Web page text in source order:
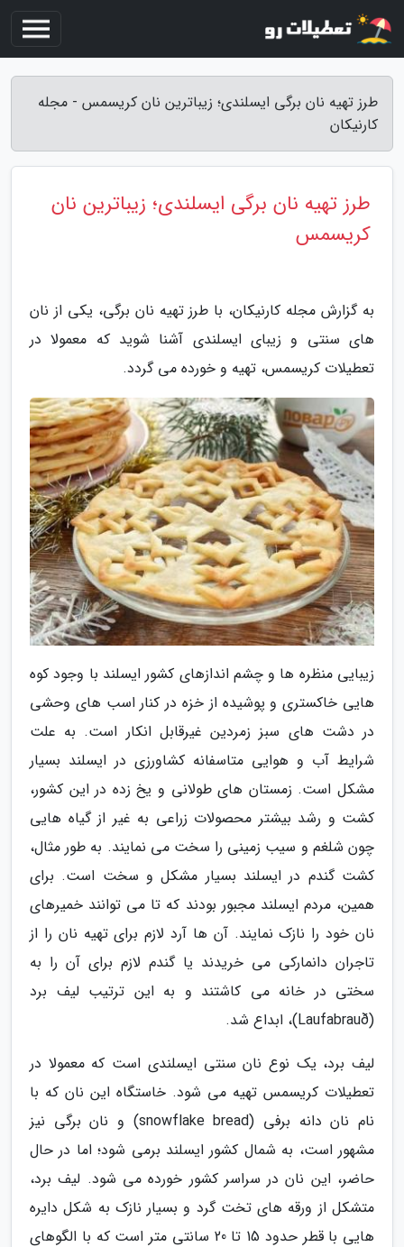
طرز تهیه نان برگی ایسلندی؛ زیباترین نان کریسمس - مجله
کارنیکان
طرز تهیه نان برگی ایسلندی؛ زیباترین نان
کریسمس
به گزارش مجله کارنیکان، با طرز تهیه نان برگی، یکی از نان
های سنتی و زیبای ایسلندی آشنا شوید که معمولا در
تعطیلات کریسمس، تهیه و خورده می گردد.
زیبایی منظره ها و چشم اندازهای کشور ایسلند با وجود کوه
هایی خاکستری و پوشیده از خزه در کنار اسب های وحشی
در دشت های سبز زمردین غیرقابل انکار است. به علت
شرایط آب و هوایی متاسفانه کشاورزی در ایسلند بسیار
مشکل است. زمستان های طولانی و یخ زده در این کشور،
کشت و رشد بیشتر محصولات زراعی به غیر از گیاه هایی
چون شلغم و سیب زمینی را سخت می نمایند. به طور مثال،
کشت گندم در ایسلند بسیار مشکل و سخت است. برای
همین، مردم ایسلند مجبور بودند که تا می توانند خمیرهای
نان خود را نازک نمایند. آن ها آرد لازم برای تهیه نان را از
تاجران دانمارکی می خریدند یا گندم لازم برای آن را به
سختی در خانه می کاشتند و به این ترتیب لیف برد
(Laufabrauð)، ابداع شد.
لیف برد، یک نوع نان سنتی ایسلندی است که معمولا در
تعطیلات کریسمس تهیه می شود. خاستگاه این نان که با
نام نان دانه برفی (snowflake bread) و نان برگی نیز
مشهور است، به شمال کشور ایسلند برمی شود؛ اما در حال
حاضر، این نان در سراسر کشور خورده می شود. لیف برد،
متشکل از ورقه های تخت گرد و بسیار نازک به شکل دایره
هایی با قطر حدود 15 تا 20 سانتی متر است که با الگوهای